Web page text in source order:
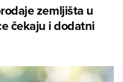
zemljišta u
čekaju i dodatni